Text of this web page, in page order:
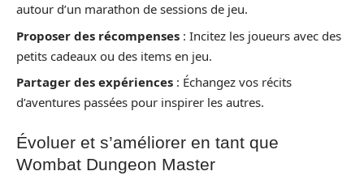
autour d’un marathon de sessions de jeu.
Proposer des récompenses : Incitez les joueurs avec des
petits cadeaux ou des items en jeu.
Partager des expériences : Échangez vos récits
d’aventures passées pour inspirer les autres.
Évoluer et s’améliorer en tant que
Wombat Dungeon Master